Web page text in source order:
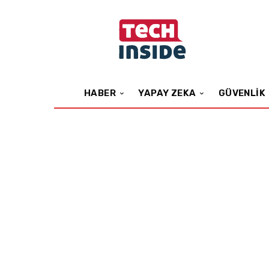
HABER YAPAY ZEKA GÜVENLIK